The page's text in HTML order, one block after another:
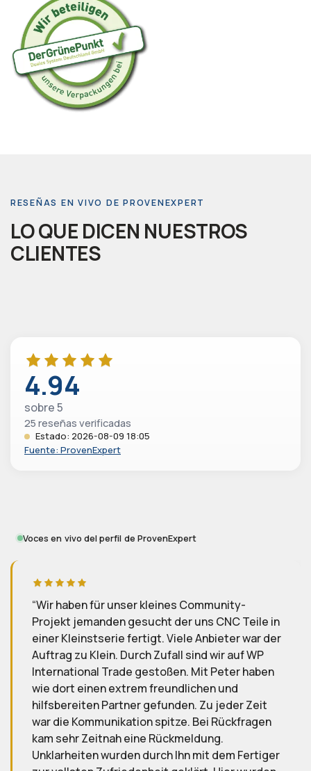
RESEÑAS EN VIVO DE PROVENEXPERT
LO QUE DICEN NUESTROS
CLIENTES
4.94
sobre 5
25 reseñas verificadas
Estado: 2026-08-09 18:05
Fuente: ProvenExpert
Voces en vivo del perfil de ProvenExpert
uns CNC Teile in
Anbieter war der
sind wir auf WP
Mit Peter haben
und
Zu jeder Zeit
Bei Rückfragen
mit dem Fertiger
Wir sind äußerst zu frieden mit
International Trade GmbH,
Kontakt mit Peter Hillig verläuft
zuverlässig und reibungslos.
zukünftige Aufträge ebenfalls
ausführen lassen.
D D.